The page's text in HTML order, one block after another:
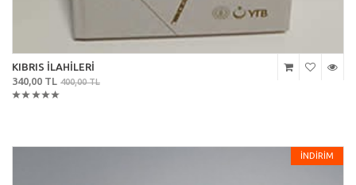
KIBRIS İLAHİLERİ
340,00 TL 400,00 TL
İNDİRİM